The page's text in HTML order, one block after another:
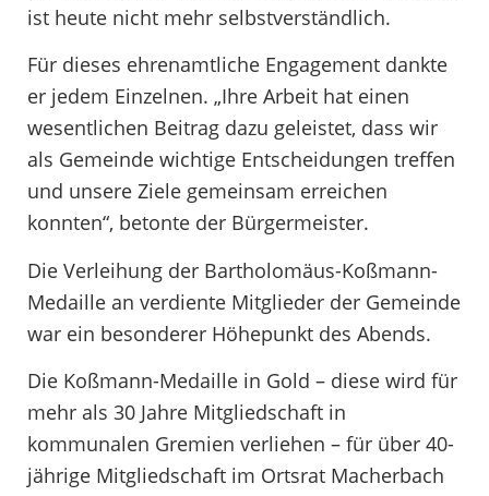
ist heute nicht mehr selbstverständlich.
Für dieses ehrenamtliche Engagement dankte
er jedem Einzelnen. „Ihre Arbeit hat einen
wesentlichen Beitrag dazu geleistet, dass wir
als Gemeinde wichtige Entscheidungen treffen
und unsere Ziele gemeinsam erreichen
konnten“, betonte der Bürgermeister.
Die Verleihung der Bartholomäus-Koßmann-
Medaille an verdiente Mitglieder der Gemeinde
war ein besonderer Höhepunkt des Abends.
Die Koßmann-Medaille in Gold – diese wird für
mehr als 30 Jahre Mitgliedschaft in
kommunalen Gremien verliehen – für über 40-
jährige Mitgliedschaft im Ortsrat Macherbach